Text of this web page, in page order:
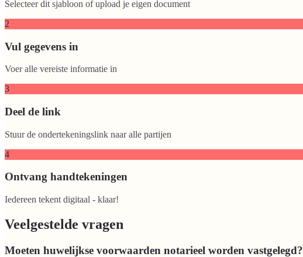
Selecteer dit sjabloon of upload je eigen document
2
Vul gegevens in
Voer alle vereiste informatie in
3
Deel de link
Stuur de ondertekeningslink naar alle partijen
4
Ontvang handtekeningen
Iedereen tekent digitaal - klaar!
Veelgestelde vragen
Moeten huwelijkse voorwaarden notarieel worden vastgelegd?